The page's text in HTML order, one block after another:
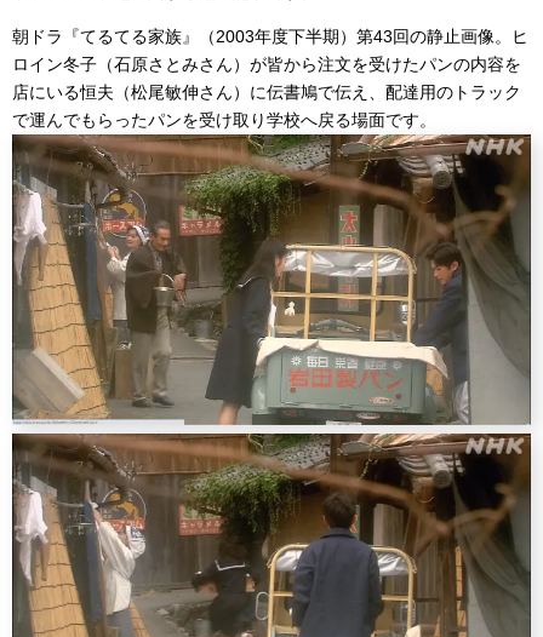
朝ドラ『てるてる家族』（2003年度下半期）第43回の静止画像。ヒ
ロイン冬子（石原さとみさん）が皆から注文を受けたパンの内容を
店にいる恒夫（松尾敏伸さん）に伝書鳩で伝え、配達用のトラック
で運んでもらったパンを受け取り学校へ戻る場面です。